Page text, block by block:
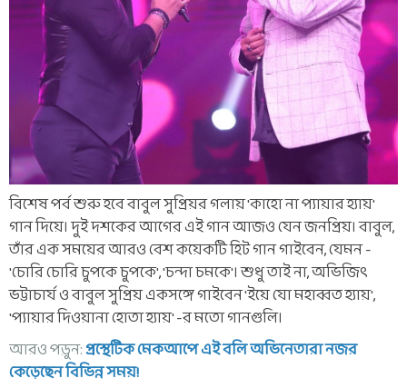
বিশেষ পর্ব শুরু হবে বাবুল সুপ্রিয়র গলায় 'কাহো না প্যায়ার হ্যায়'
গান দিয়ে। দুই দশকের আগের এই গান আজও যেন জনপ্রিয়। বাবুল,
তাঁর এক সময়ের আরও বেশ কয়েকটি হিট গান গাইবেন, যেমন -
'চোরি চোরি চুপকে চুপকে', 'চন্দা চমকে'। শুধু তাই না, অভিজিৎ
ভট্টাচার্য ও বাবুল সুপ্রিয় একসঙ্গে গাইবেন 'ইয়ে যো মহাব্বত হ্যায়',
'প্যায়ার দিওয়ানা হোতা হ্যায়' -র মতো গানগুলি।
আরও পড়ুন:প্রস্থেটিক মেকআপে এই বলি অভিনেতারা নজর
কেড়েছেন বিভিন্ন সময়!